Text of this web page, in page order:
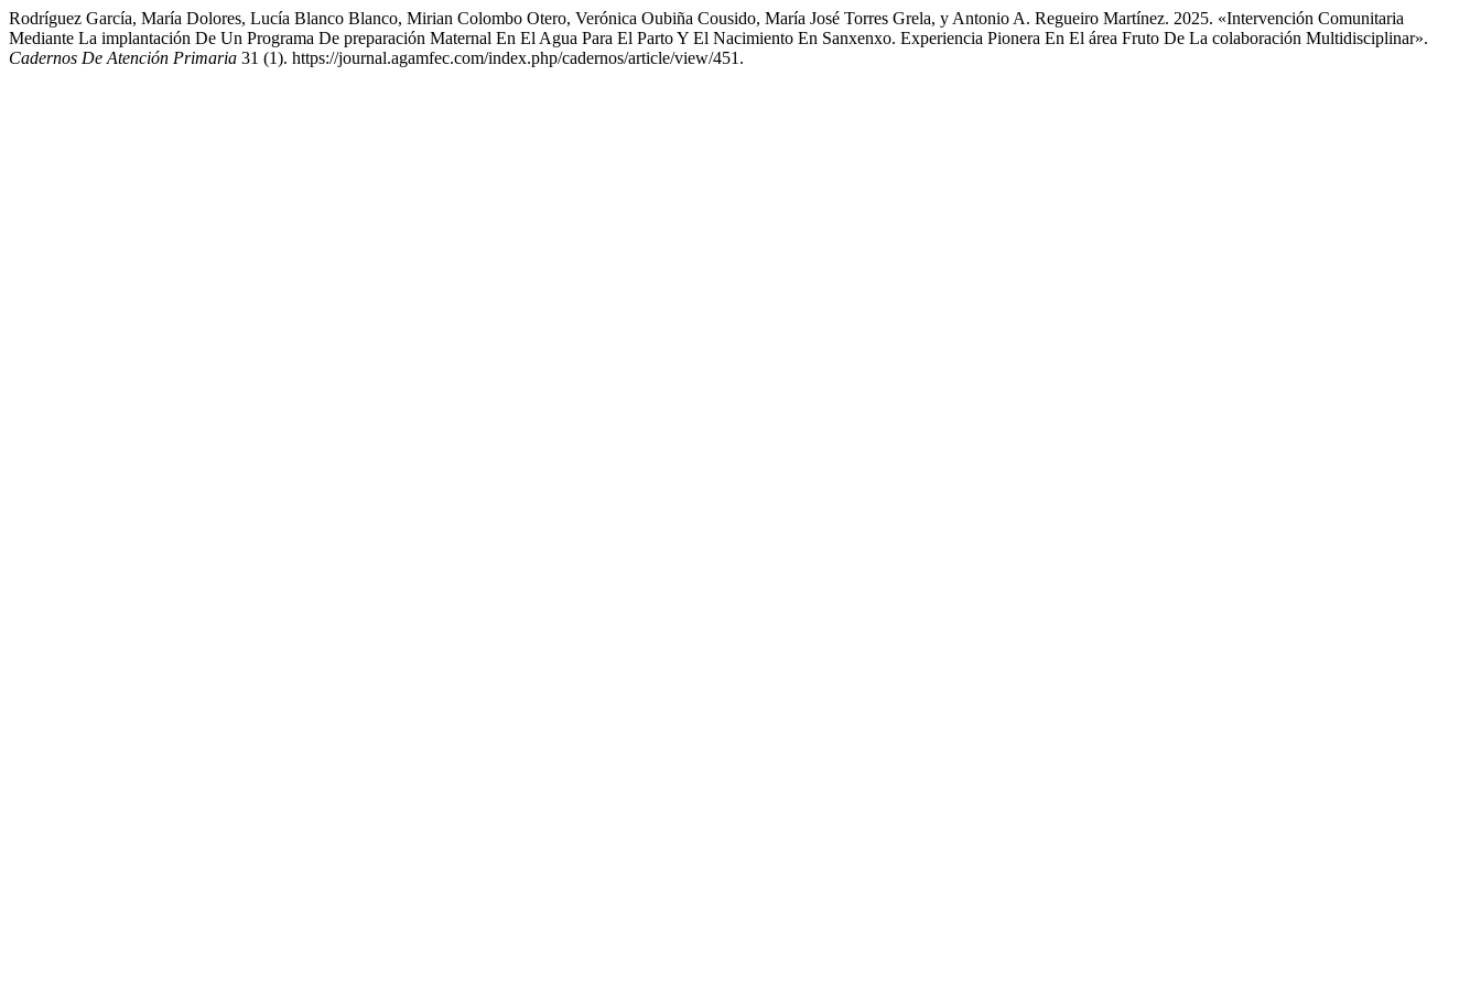
Rodríguez García, María Dolores, Lucía Blanco Blanco, Mirian Colombo Otero, Verónica Oubiña Cousido, María José Torres Grela, y Antonio A. Regueiro Martínez. 2025. «Intervención Comunitaria
Mediante La implantación De Un Programa De preparación Maternal En El Agua Para El Parto Y El Nacimiento En Sanxenxo. Experiencia Pionera En El área Fruto De La colaboración Multidisciplinar».
Cadernos De Atención Primaria 31 (1). https://journal.agamfec.com/index.php/cadernos/article/view/451.